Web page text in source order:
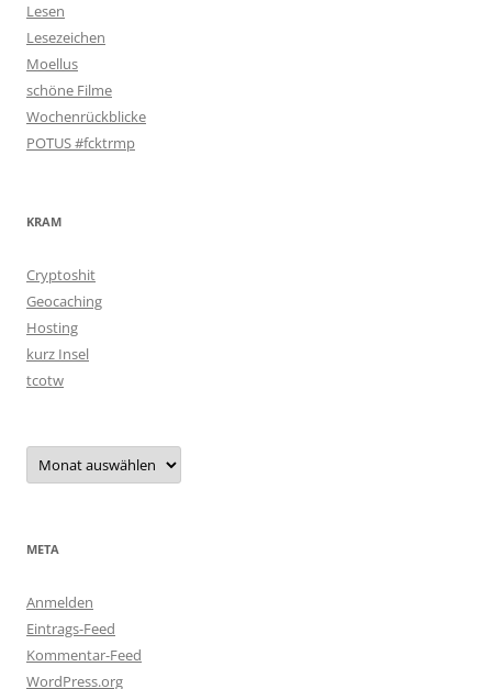
Lesen
Lesezeichen
Moellus
schöne Filme
Wochenrückblicke
POTUS #fcktrmp
KRAM
Cryptoshit
Geocaching
Hosting
kurz Insel
tcotw
Archiv
META
Anmelden
Eintrags-Feed
Kommentar-Feed
WordPress.org